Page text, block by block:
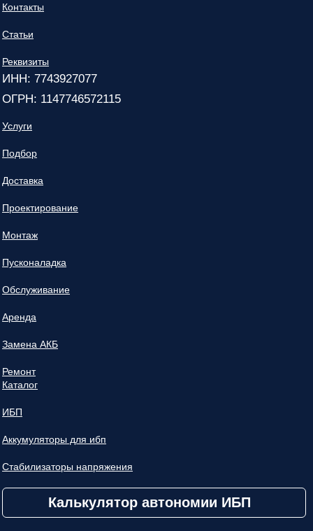
Контакты
Статьи
Реквизиты
ИНН: 7743927077
ОГРН: 1147746572115
Услуги
Подбор
Доставка
Проектирование
Монтаж
Пусконаладка
Обслуживание
Аренда
Замена АКБ
Ремонт
Каталог
ИБП
Аккумуляторы для ибп
Стабилизаторы напряжения
Калькулятор автономии ИБП